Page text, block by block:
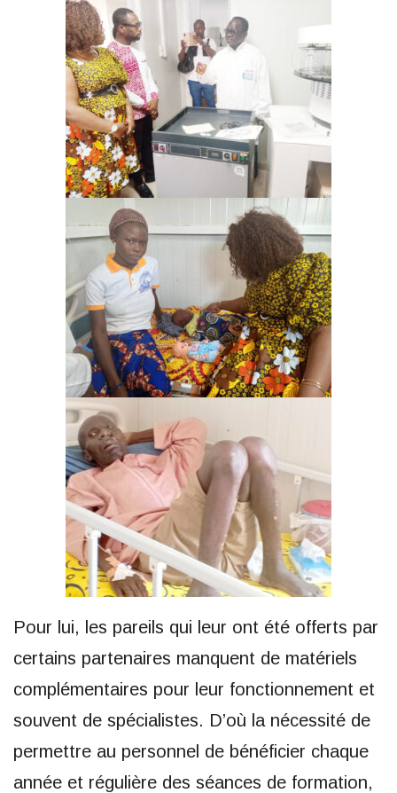
Pour lui, les pareils qui leur ont été offerts par
certains partenaires manquent de matériels
complémentaires pour leur fonctionnement et
souvent de spécialistes. D’où la nécessité de
permettre au personnel de bénéficier chaque
année et régulière des séances de formation,